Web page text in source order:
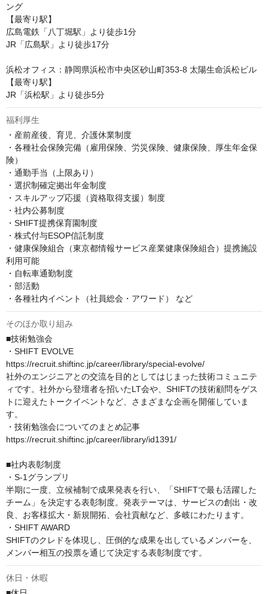
ング
【最寄り駅】
広島電鉄「八丁堀駅」より徒歩1分
JR「広島駅」より徒歩17分
浜松オフィス：静岡県浜松市中央区砂山町353-8 太陽生命浜松ビル
【最寄り駅】
JR「浜松駅」より徒歩5分
福利厚生
・産前産後、育児、介護休業制度
・各種社会保険完備（雇用保険、労災保険、健康保険、厚生年金保
険）
・通勤手当（上限あり）
・選択制確定拠出年金制度
・スキルアップ応援（資格取得支援）制度
・社内公募制度
・SHIFT提携保育園制度
・株式付与ESOP信託制度
・健康保険組合（東京都情報サービス産業健康保険組合）提携施設
利用可能
・自転車通勤制度
・部活動
・各種社内イベント（社員総会・アワード） など
そのほか取り組み
■技術勉強会
・SHIFT EVOLVE
https://recruit.shiftinc.jp/career/library/special-evolve/
社外のエンジニアとの交流を目的としてはじまった技術コミュニテ
ィです。社外から登壇者を招いたLT会や、SHIFTの技術顧問をゲス
トに迎えたトークイベントなど、さまざまな企画を開催していま
す。
・技術勉強会についてのまとめ記事
https://recruit.shiftinc.jp/career/library/id1391/
■社内表彰制度
・S-1グランプリ
半期に一度、立候補制で成果発表を行い、「SHIFTで最も活躍した
チーム」を決定する表彰制度。発表テーマは、サービスの創出・改
良、お客様拡大・新規開拓、会社貢献など、多岐にわたります。
・SHIFT AWARD
SHIFTのクレドを体現し、圧倒的な成果を出しているメンバーを、
メンバー相互の投票を通じて決定する表彰制度です。
休日・休暇